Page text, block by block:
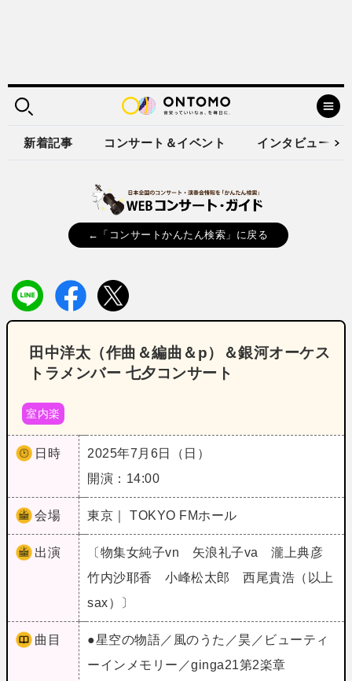
新着記事 コンサート＆イベント インタビュー
←「コンサートかんたん検索」に戻る
田中洋太（作曲＆編曲＆p）＆銀河オーケス
トラメンバー 七夕コンサート
室内楽
日時
2025年7月6日（日）
開演：14:00
会場 東京｜ TOKYO FMホール
出演
〔物集女純子vn 矢浪礼子va 瀧上典彦
竹内沙耶香 小峰松太郎 西尾貴浩（以上
sax）〕
曲目
●星空の物語／風のうた／昊／ビューティ
ーインメモリー／ginga21第2楽章